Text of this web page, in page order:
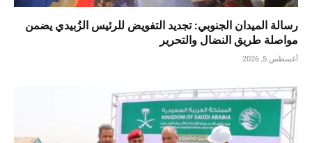
رسالة الميدان الجنوبي: تجديد التفويض للرئيس الزُبيدي يضمن
مواصلة طريق النضال والتحرير
أغسطس 5, 2026